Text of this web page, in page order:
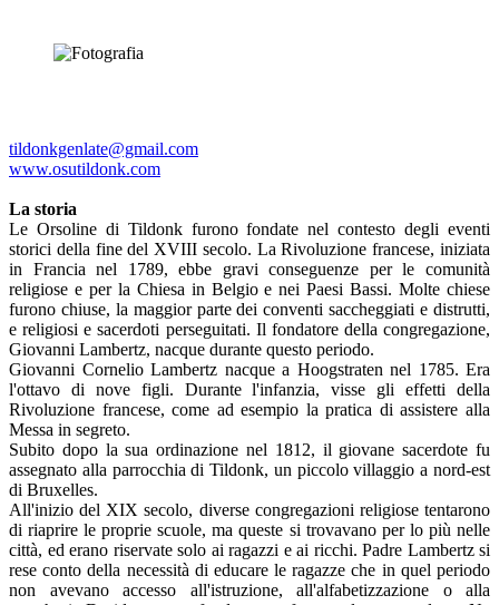
tildonkgenlate@gmail.com
www.osutildonk.com
La storia
Le Orsoline di Tildonk furono fondate nel contesto degli eventi
storici della fine del XVIII secolo. La Rivoluzione francese, iniziata
in Francia nel 1789, ebbe gravi conseguenze per le comunità
religiose e per la Chiesa in Belgio e nei Paesi Bassi. Molte chiese
furono chiuse, la maggior parte dei conventi saccheggiati e distrutti,
e religiosi e sacerdoti perseguitati. Il fondatore della congregazione,
Giovanni Lambertz, nacque durante questo periodo.
Giovanni Cornelio Lambertz nacque a Hoogstraten nel 1785. Era
l'ottavo di nove figli. Durante l'infanzia, visse gli effetti della
Rivoluzione francese, come ad esempio la pratica di assistere alla
Messa in segreto.
Subito dopo la sua ordinazione nel 1812, il giovane sacerdote fu
assegnato alla parrocchia di Tildonk, un piccolo villaggio a nord-est
di Bruxelles.
All'inizio del XIX secolo, diverse congregazioni religiose tentarono
di riaprire le proprie scuole, ma queste si trovavano per lo più nelle
città, ed erano riservate solo ai ragazzi e ai ricchi. Padre Lambertz si
rese conto della necessità di educare le ragazze che in quel periodo
non avevano accesso all'istruzione, all'alfabetizzazione o alla